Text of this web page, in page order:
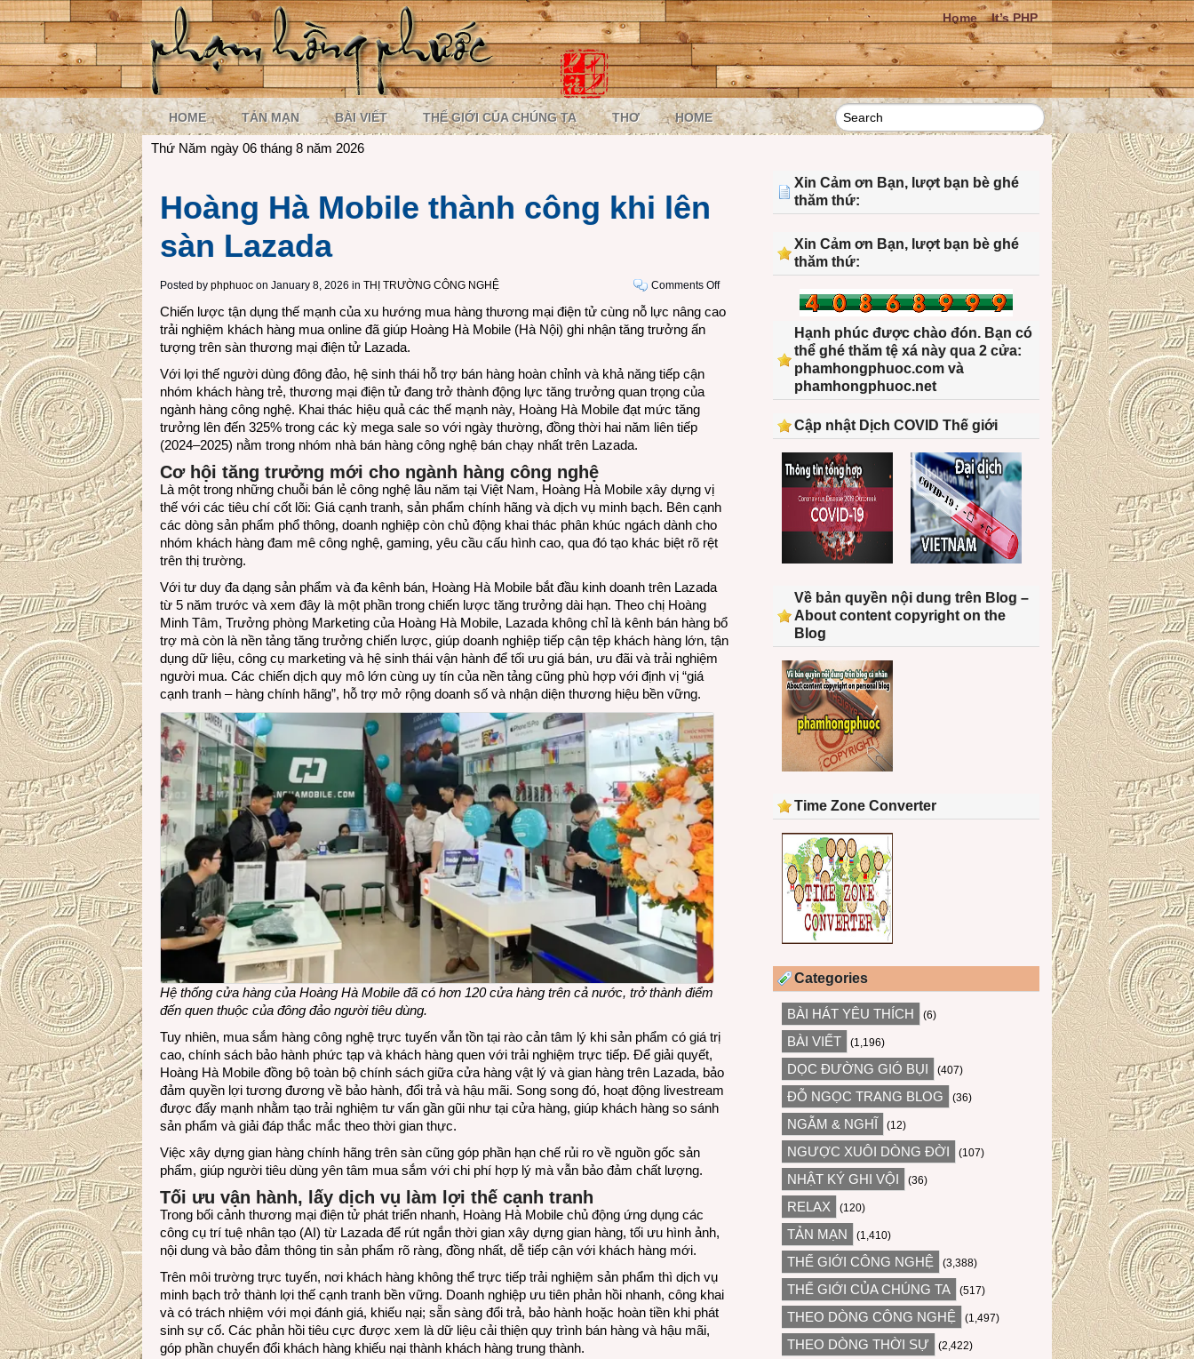
Home It’s PHP
HOME TẢN MẠN BÀI VIẾT THẾ GIỚI CỦA CHÚNG TA THƠ HOME
Thứ Năm ngày 06 tháng 8 năm 2026
Hoàng Hà Mobile thành công khi lên
sàn Lazada
Posted by phphuoc on January 8, 2026 in THỊ TRƯỜNG CÔNG NGHỆ Comments Offon
Hà
Chiến lược tận dụng thế mạnh của xu hướng mua hàng thương mại điện tử cùng nỗ lực nâng cao
trải nghiệm khách hàng mua online đã giúp Hoàng Hà Mobile (Hà Nội) ghi nhận tăng trưởng ấn
tượng trên sàn thương mại điện tử Lazada.
Với lợi thế người dùng đông đảo, hệ sinh thái hỗ trợ bán hàng hoàn chỉnh và khả năng tiếp cận
nhóm khách hàng trẻ, thương mại điện tử đang trở thành động lực tăng trưởng quan trọng của
ngành hàng công nghệ. Khai thác hiệu quả các thế mạnh này, Hoàng Hà Mobile đạt mức tăng
trưởng lên đến 325% trong các kỳ mega sale so với ngày thường, đồng thời hai năm liên tiếp
(2024–2025) nằm trong nhóm nhà bán hàng công nghệ bán chạy nhất trên Lazada.
Cơ hội tăng trưởng mới cho ngành hàng công nghệ
Là một trong những chuỗi bán lẻ công nghệ lâu năm tại Việt Nam, Hoàng Hà Mobile xây dựng vị
thế với các tiêu chí cốt lõi: Giá cạnh tranh, sản phẩm chính hãng và dịch vụ minh bạch. Bên cạnh
các dòng sản phẩm phổ thông, doanh nghiệp còn chủ động khai thác phân khúc ngách dành cho
nhóm khách hàng đam mê công nghệ, gaming, yêu cầu cấu hình cao, qua đó tạo khác biệt rõ rệt
trên thị trường.
Với tư duy đa dạng sản phẩm và đa kênh bán, Hoàng Hà Mobile bắt đầu kinh doanh trên Lazada
từ 5 năm trước và xem đây là một phần trong chiến lược tăng trưởng dài hạn. Theo chị Hoàng
Minh Tâm, Trưởng phòng Marketing của Hoàng Hà Mobile, Lazada không chỉ là kênh bán hàng bổ
trợ mà còn là nền tảng tăng trưởng chiến lược, giúp doanh nghiệp tiếp cận tệp khách hàng lớn, tận
dụng dữ liệu, công cụ marketing và hệ sinh thái vận hành để tối ưu giá bán, ưu đãi và trải nghiệm
người mua. Các chiến dịch quy mô lớn cùng uy tín của nền tảng cũng phù hợp với định vị “giá
cạnh tranh – hàng chính hãng”, hỗ trợ mở rộng doanh số và nhận diện thương hiệu bền vững.
Hệ thống cửa hàng của Hoàng Hà Mobile đã có hơn 120 cửa hàng trên cả nước, trở thành điểm
đến quen thuộc của đông đảo người tiêu dùng.
Tuy nhiên, mua sắm hàng công nghệ trực tuyến vẫn tồn tại rào cản tâm lý khi sản phẩm có giá trị
cao, chính sách bảo hành phức tạp và khách hàng quen với trải nghiệm trực tiếp. Để giải quyết,
Hoàng Hà Mobile đồng bộ toàn bộ chính sách giữa cửa hàng vật lý và gian hàng trên Lazada, bảo
đảm quyền lợi tương đương về bảo hành, đổi trả và hậu mãi. Song song đó, hoạt động livestream
được đẩy mạnh nhằm tạo trải nghiệm tư vấn gần gũi như tại cửa hàng, giúp khách hàng so sánh
sản phẩm và giải đáp thắc mắc theo thời gian thực.
Việc xây dựng gian hàng chính hãng trên sàn cũng góp phần hạn chế rủi ro về nguồn gốc sản
phẩm, giúp người tiêu dùng yên tâm mua sắm với chi phí hợp lý mà vẫn bảo đảm chất lượng.
Tối ưu vận hành, lấy dịch vụ làm lợi thế cạnh tranh
Trong bối cảnh thương mại điện tử phát triển nhanh, Hoàng Hà Mobile chủ động ứng dụng các
công cụ trí tuệ nhân tạo (AI) từ Lazada để rút ngắn thời gian xây dựng gian hàng, tối ưu hình ảnh,
nội dung và bảo đảm thông tin sản phẩm rõ ràng, đồng nhất, dễ tiếp cận với khách hàng mới.
Trên môi trường trực tuyến, nơi khách hàng không thể trực tiếp trải nghiệm sản phẩm thì dịch vụ
minh bạch trở thành lợi thế cạnh tranh bền vững. Doanh nghiệp ưu tiên phản hồi nhanh, công khai
và có trách nhiệm với mọi đánh giá, khiếu nại; sẵn sàng đổi trả, bảo hành hoặc hoàn tiền khi phát
sinh sự cố. Các phản hồi tiêu cực được xem là dữ liệu cải thiện quy trình bán hàng và hậu mãi,
góp phần chuyển đổi khách hàng khiếu nại thành khách hàng trung thành.
Xin Cảm ơn Bạn, lượt bạn bè ghé
thăm thứ:
Xin Cảm ơn Bạn, lượt bạn bè ghé
thăm thứ:
Hạnh phúc được chào đón. Bạn có
thể ghé thăm tệ xá này qua 2 cửa:
phamhongphuoc.com và
phamhongphuoc.net
Cập nhật Dịch COVID Thế giới
Về bản quyền nội dung trên Blog –
About content copyright on the
Blog
Time Zone Converter
Categories
BÀI HÁT YÊU THÍCH (6)
BÀI VIẾT (1,196)
DỌC ĐƯỜNG GIÓ BỤI (407)
ĐỖ NGỌC TRANG BLOG (36)
NGẪM & NGHĨ (12)
NGƯỢC XUÔI DÒNG ĐỜI (107)
NHẬT KÝ GHI VỘI (36)
RELAX (120)
TẢN MẠN (1,410)
THẾ GIỚI CÔNG NGHỆ (3,388)
THẾ GIỚI CỦA CHÚNG TA (517)
THEO DÒNG CÔNG NGHỆ (1,497)
THEO DÒNG THỜI SỰ (2,422)